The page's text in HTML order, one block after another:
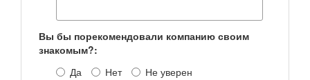
Вы бы порекомендовали компанию своим
знакомым?:
Да
Нет Не уверен